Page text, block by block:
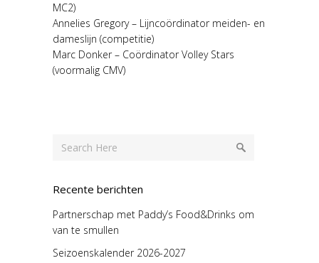
MC2)
Annelies Gregory – Lijncoördinator meiden- en
dameslijn (competitie)
Marc Donker – Coördinator Volley Stars
(voormalig CMV)
Recente berichten
Partnerschap met Paddy’s Food&Drinks om
van te smullen
Seizoenskalender 2026-2027